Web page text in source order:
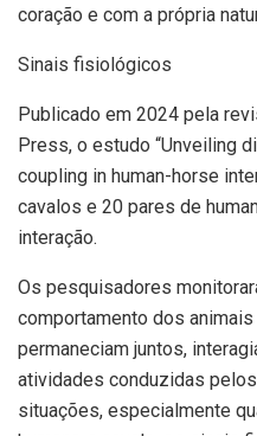
coração e com a própria
Sinais fisiológicos
Publicado em 2024 pela
Press, o estudo “Unveiling
coupling in human-horse
cavalos e 20 pares de
interação.
Os pesquisadores
comportamento dos
permaneciam juntos,
atividades conduzidas
situações, especialmente